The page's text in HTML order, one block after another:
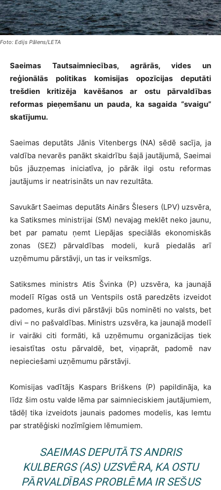
Foto: Edijs Pālens/LETA
Saeimas Tautsaimniecības, agrārās, vides un
reģionālās politikas komisijas opozīcijas deputāti
trešdien kritizēja kavēšanos ar ostu pārvaldības
reformas pieņemšanu un pauda, ka sagaida “svaigu”
skatījumu.
Saeimas deputāts Jānis Vitenbergs (NA) sēdē sacīja, ja
valdība nevarēs panākt skaidrību šajā jautājumā, Saeimai
būs jāuzņemas iniciatīva, jo pārāk ilgi ostu reformas
jautājums ir neatrisināts un nav rezultāta.
Savukārt Saeimas deputāts Ainārs Šlesers (LPV) uzsvēra,
ka Satiksmes ministrijai (SM) nevajag meklēt neko jaunu,
bet par pamatu ņemt Liepājas speciālās ekonomiskās
zonas (SEZ) pārvaldības modeli, kurā piedalās arī
uzņēmumu pārstāvji, un tas ir veiksmīgs.
Satiksmes ministrs Atis Švinka (P) uzsvēra, ka jaunajā
modelī Rīgas ostā un Ventspils ostā paredzēts izveidot
padomes, kurās divi pārstāvji būs nominēti no valsts, bet
divi – no pašvaldības. Ministrs uzsvēra, ka jaunajā modelī
ir vairāki citi formāti, kā uzņēmumu organizācijas tiek
iesaistītas ostu pārvaldē, bet, viņaprāt, padomē nav
nepieciešami uzņēmumu pārstāvji.
Komisijas vadītājs Kaspars Briškens (P) papildināja, ka
līdz šim ostu valde lēma par saimnieciskiem jautājumiem,
tādēļ tika izveidots jaunais padomes modelis, kas lemtu
par stratēģiski nozīmīgiem lēmumiem.
SAEIMAS DEPUTĀTS ANDRIS
KULBERGS (AS) UZSVĒRA, KA OSTU
PĀRVALDĪBAS PROBLĒMA IR SEŠUS